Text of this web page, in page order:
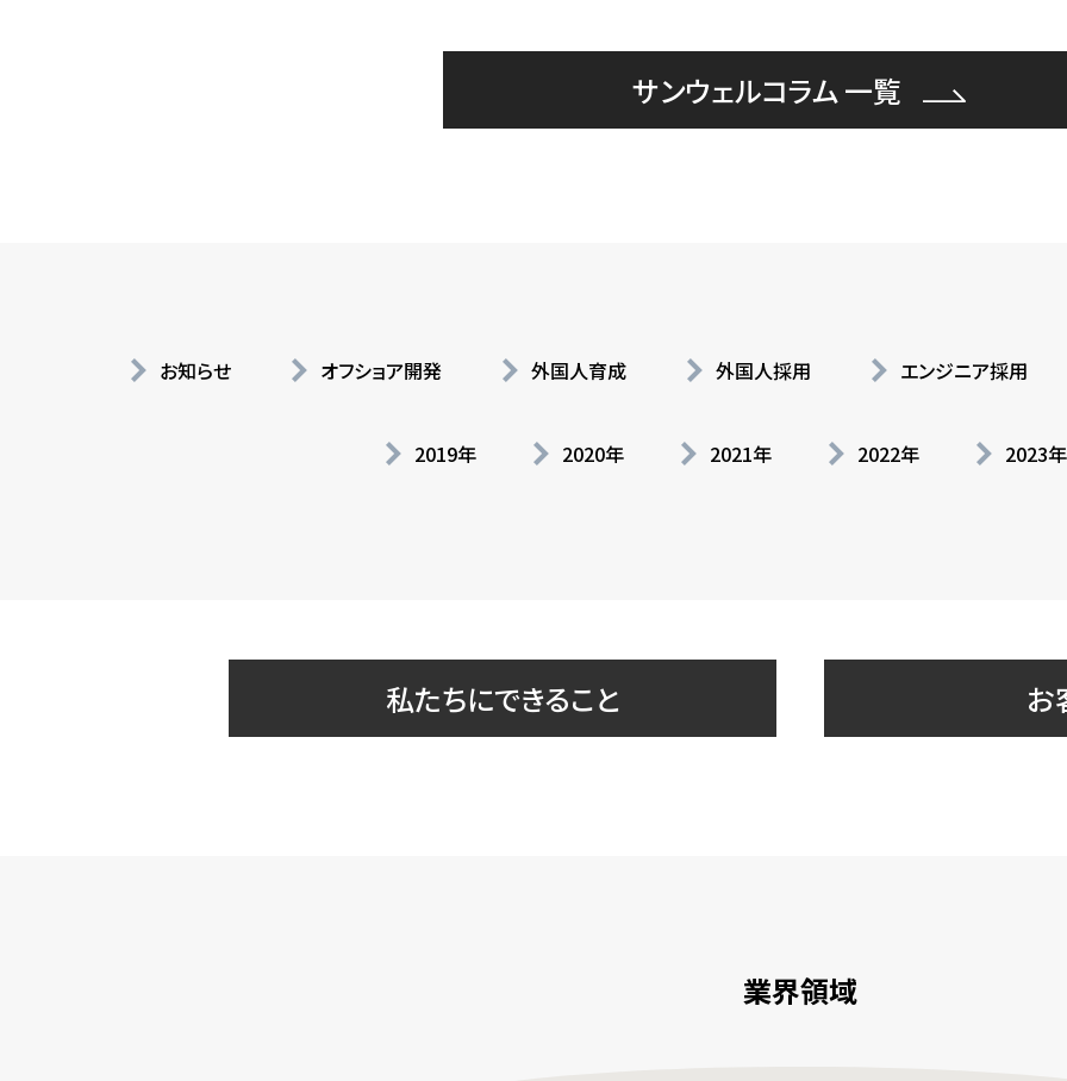
サンウェルコラム 一覧
お知らせ オフショア開発 外国人育成 外国人採用 エンジニア採用
2019年 2020年 2021年 2022年 2023年
私たちにできること お
業界領域